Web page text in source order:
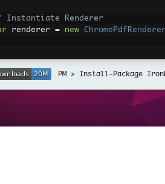
Instantiate Renderer
renderer = new ChromePdfRenderer
Install-Package